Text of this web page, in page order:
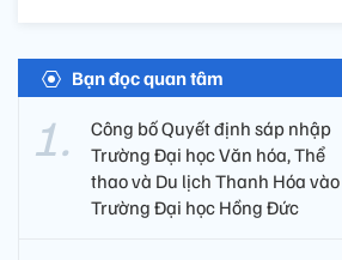
Bạn đọc quan tâm
Công bố Quyết định sáp nhập
Trường Đại học Văn hóa, Thể
thao và Du lịch Thanh Hóa vào
Trường Đại học Hồng Đức